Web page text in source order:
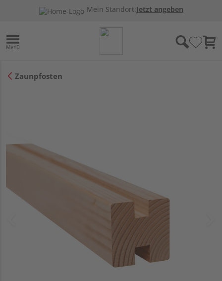
Mein Standort:Jetzt angeben
Zaunpfosten